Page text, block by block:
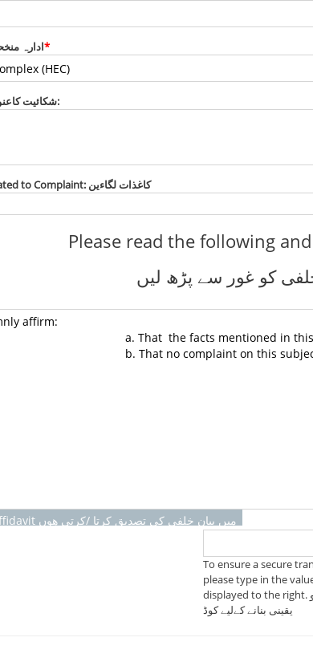
ادارہ*
شکائیت کاعنوان:
Attach Document Related to Complaint: کاغذات لگاءین
Please read the following
کو غور سے پڑھ لیں
I do affirm the Affidavit میں بیان خلفی کی تصدیق کرتا /کرتی ھوں
To ensure a secure
please type in the
displayed to the right. سیکورٹی کو
یقینی بنانے کےلیے کوڈ